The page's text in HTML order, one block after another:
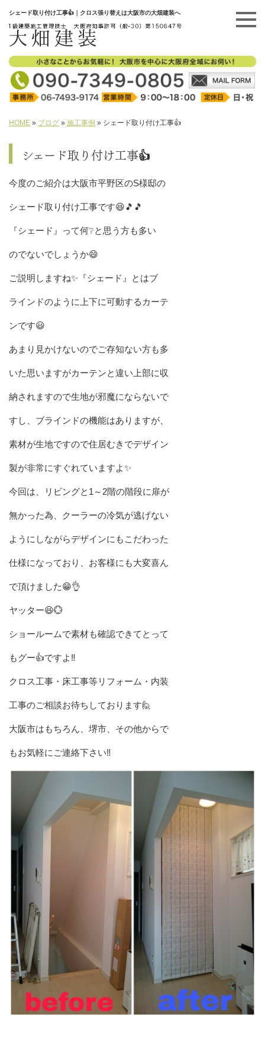
シェード取り付け工事👍｜クロス張り替えは大阪市の大畑建装へ
HOME » ブログ » 施工事例 » シェード取り付け工事👍
シェード取り付け工事👍
今度のご紹介は大阪市平野区のS様邸の
シェード取り付け工事です😆🎵🎵
『シェード』って何❔と思う方も多い
のでないでしょうか😄
ご説明しますね✨『シェード』とはブ
ラインドのように上下に可動するカーテ
ンです😃
あまり見かけないのでご存知ない方も多
いた思いますがカーテンと違い上部に収
納されますので生地が邪魔にならないで
すし、ブラインドの機能はありますが、
素材が生地ですので住居むきでデザイン
製が非常にすぐれていますよ✨
今回は、リビングと1～2階の階段に扉が
無かった為、クーラーの冷気が逃げない
ようにしながらデザインにもこだわった
仕様になっており、お客様にも大変喜ん
で頂けました😁👌
ヤッター😆💮
ショールームで素材も確認できてとって
もグー👍ですよ‼️
クロス工事・床工事等リフォーム・内装
工事のご相談お待ちしております🙋
大阪市はもちろん、堺市、その他からで
もお気軽にご連絡下さい‼️